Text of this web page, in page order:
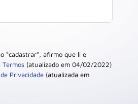
“cadastrar”, afirmo que li e
Termos (atualizado em 04/02/2022)
Privacidade (atualizada em